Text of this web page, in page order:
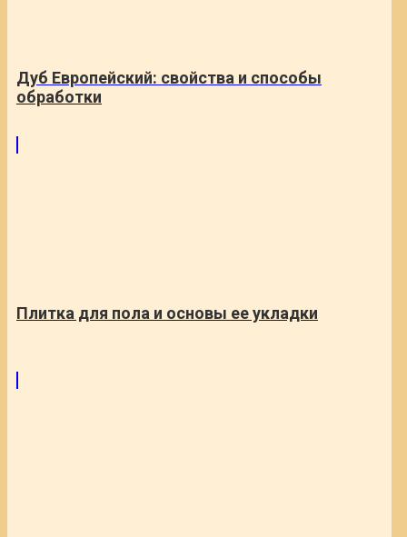
Дуб Европейский: свойства и способы
обработки
Плитка для пола и основы ее укладки